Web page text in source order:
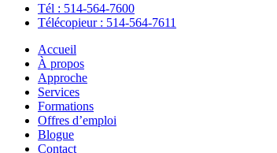
Tél : 514-564-7600
Télécopieur : 514-564-7611
Accueil
À propos
Approche
Services
Formations
Offres d’emploi
Blogue
Contact